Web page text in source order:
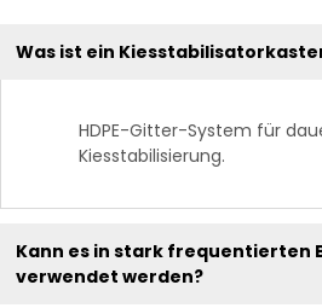
Was ist ein
HDPE-Gitter-System für
Kiesstabilisierung.
Kann es in stark frequentierten
verwendet werden?